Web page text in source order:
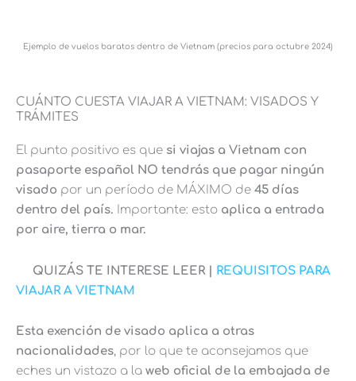
Ejemplo de vuelos baratos dentro de Vietnam (precios para octubre 2024)
CUÁNTO CUESTA VIAJAR A VIETNAM: VISADOS Y
TRÁMITES
El punto positivo es que si viajas a Vietnam con
pasaporte español NO tendrás que pagar ningún
visado por un período de MÁXIMO de 45 días
dentro del país. Importante: esto aplica a entrada
por aire, tierra o mar.
QUIZÁS TE INTERESE LEER | REQUISITOS PARA
VIAJAR A VIETNAM
Esta exención de visado aplica a otras
nacionalidades, por lo que te aconsejamos que
eches un vistazo a la web oficial de la embajada de